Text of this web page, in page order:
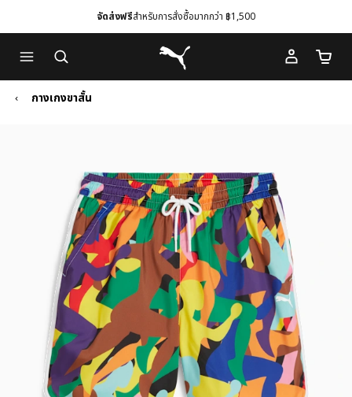
to
Main
content
to
Footer
Content
จัดส่งฟรีสำหรับการสั่งซื้อมากกว่า ฿1,500
Puma โฮม
จำนว
กางเกงขาสั้น